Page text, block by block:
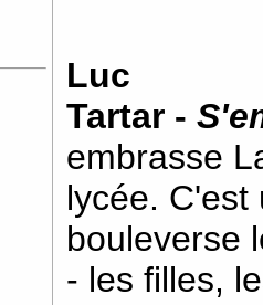
Luc
Tartar -
embrasse
lycée. C'est
bouleverse
- les filles,